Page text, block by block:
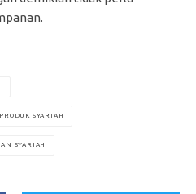
SYARIAH
SYARIAH